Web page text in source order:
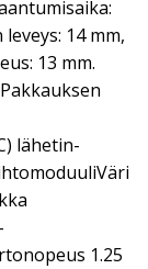
14 mm,
13 mm.
lähetin-
1.25